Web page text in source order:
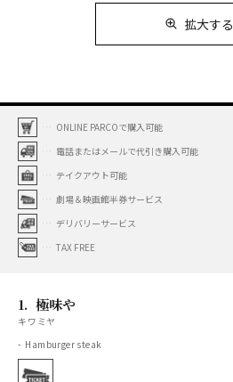
拡大する
ONLINE PARCOで購入可能
電話またはメールで代引き購入可能
テイクアウト可能
劇場＆映画館半券サービス
デリバリーサービス
TAX FREE
1. 極味や
キワミヤ
Hamburger steak